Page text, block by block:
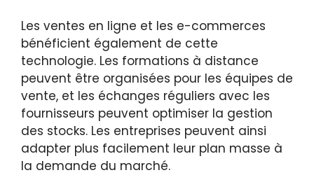
Les ventes en ligne et les e-commerces
bénéficient également de cette
technologie. Les formations à distance
peuvent être organisées pour les équipes de
vente, et les échanges réguliers avec les
fournisseurs peuvent optimiser la gestion
des stocks. Les entreprises peuvent ainsi
adapter plus facilement leur plan masse à
la demande du marché.